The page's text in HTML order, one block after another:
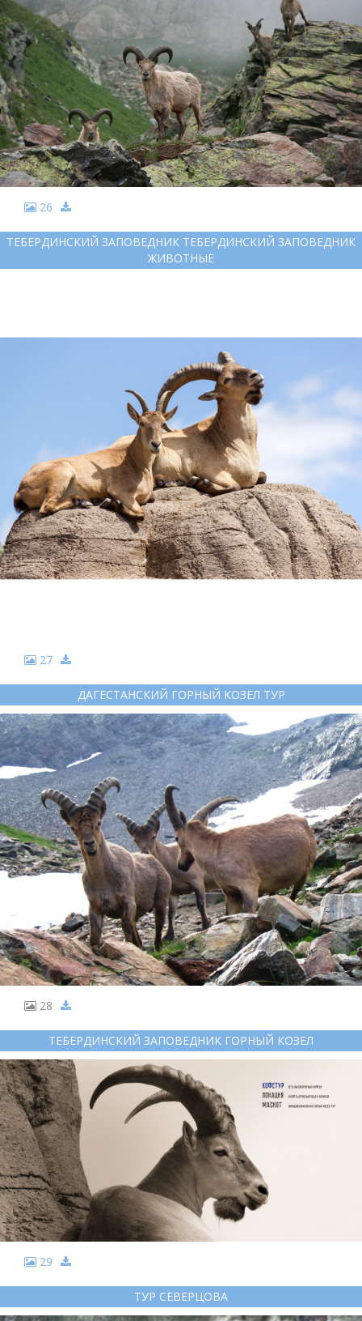
26
ТЕБЕРДИНСКИЙ ЗАПОВЕДНИК ТЕБЕРДИНСКИЙ ЗАПОВЕДНИК
ЖИВОТНЫЕ
27
ДАГЕСТАНСКИЙ ГОРНЫЙ КОЗЕЛ ТУР
28
ТЕБЕРДИНСКИЙ ЗАПОВЕДНИК ГОРНЫЙ КОЗЕЛ
29
ТУР СЕВЕРЦОВА